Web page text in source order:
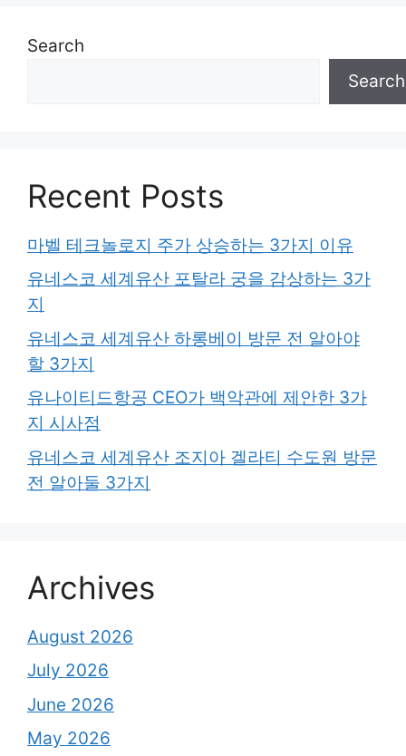
Search
Search
Recent Posts
마벨 테크놀로지 주가 상승하는 3가지 이유
유네스코 세계유산 포탈라 궁을 감상하는 3가
지
유네스코 세계유산 하롱베이 방문 전 알아야
할 3가지
유나이티드항공 CEO가 백악관에 제안한 3가
지 시사점
유네스코 세계유산 조지아 겔라티 수도원 방문
전 알아둘 3가지
Archives
August 2026
July 2026
June 2026
May 2026